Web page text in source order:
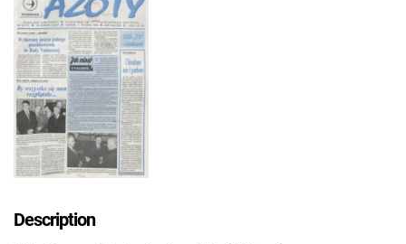
Feliksa Dzierżyńskiego. 1968
Tarnowskie Azoty : Organ Samorządu
Robotniczego Zakładów Azotowych im.
Feliksa Dzierżyńskiego. 1969
Tarnowskie Azoty : Organ Samorządu
Robotniczego Zakładów Azotowych im.
Feliksa Dzierżyńskiego. 1970
Robotniczego Zakładów Azotowych im.
Description